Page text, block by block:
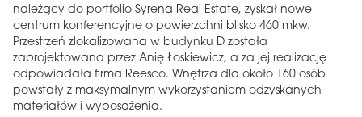
należący do portfolio Syrena Real Estate, zyskał nowe
centrum konferencyjne o powierzchni blisko 460 mkw.
Przestrzeń zlokalizowana w budynku D została
zaprojektowana przez Anię Łoskiewicz, a za jej realizację
odpowiadała firma Reesco. Wnętrza dla około 160 osób
powstały z maksymalnym wykorzystaniem odzyskanych
materiałów i wyposażenia.